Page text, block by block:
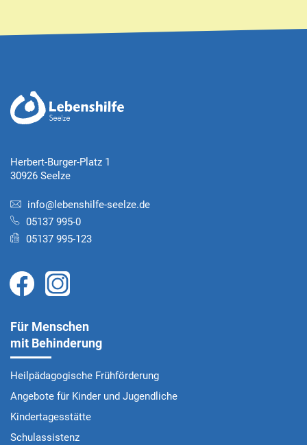
Herbert-Burger-Platz 1
30926 Seelze
info@lebenshilfe-seelze.de
05137 995-0
05137 995-123
Für Menschen
mit Behinderung
Heilpädagogische Frühförderung
Angebote für Kinder und Jugendliche
Kindertagesstätte
Schulassistenz